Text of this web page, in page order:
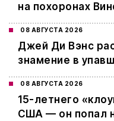
на похоронах
08 АВГУСТА 2026
Джей Ди Вэнс
знамение в
08 АВГУСТА 2026
15-летнего
США — он попал